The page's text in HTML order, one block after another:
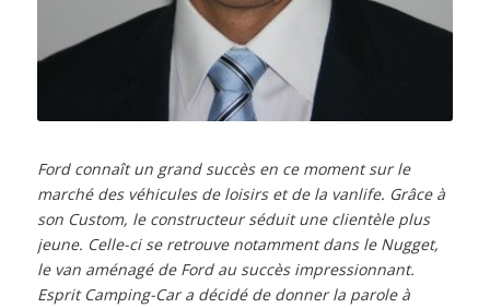
Ford connaît un grand succès en ce moment sur le
marché des véhicules de loisirs et de la vanlife. Grâce à
son Custom, le constructeur séduit une clientèle plus
jeune. Celle-ci se retrouve notamment dans le Nugget,
le van aménagé de Ford au succès impressionnant.
Esprit Camping-Car a décidé de donner la parole à